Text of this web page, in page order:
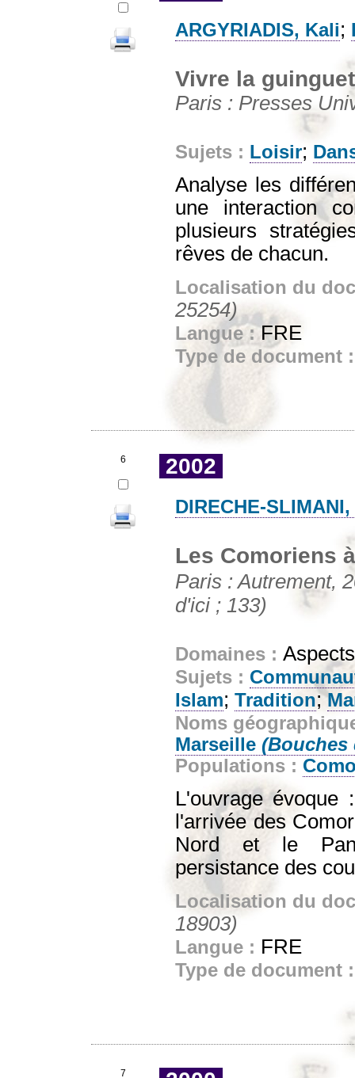
ARGYRIADIS, Kali;
Vivre la
Paris : Presses
Sujets : Loisir;
Analyse les
une interaction
plusieurs
rêves de chacun.
Localisation du
25254)
Langue :FRE
Type de document
6 2002
DIRECHE-
Les Comoriens
Paris : Autrement,
d'ici ; 133)
Domaines :
Sujets :
Islam; Tradition;
Noms
Marseille (Bouches
Populations :
L'ouvrage évoque
l'arrivée des
Nord et le
persistance des
Localisation du
18903)
Langue : FRE
Type de document
7